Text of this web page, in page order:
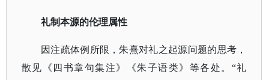
礼制本源的伦理属性
因注疏体例所限，朱熹对礼之起源问题的思考，
散见《四书章句集注》《朱子语类》等各处。 “礼